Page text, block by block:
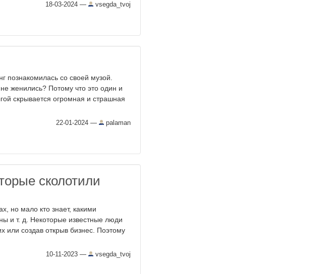
18-03-2024 — vsegda_tvoj
познакомилась со своей музой.
женились? Потому что это один и
скрывается огромная и страшная
22-01-2024 — palaman
сколотили
но мало кто знает, какими
и т. д. Некоторые известные люди
или создав открыв бизнес. Поэтому
10-11-2023 — vsegda_tvoj